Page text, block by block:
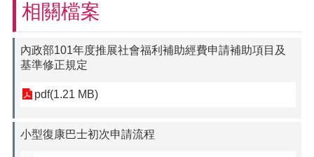
相關檔案
內政部101年度推展社會福利補助經費申請補助項目及
基準修正規定
pdf(1.21 MB)
小型復康巴士初次申請流程